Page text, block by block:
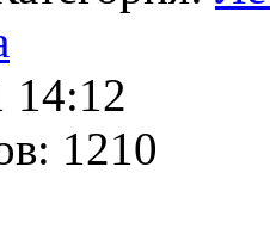
14:12
1210